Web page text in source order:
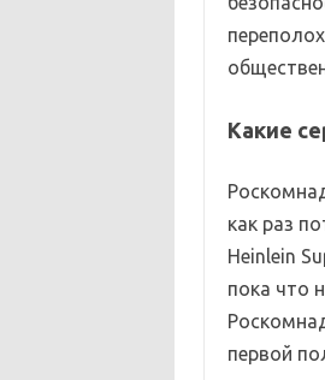
Какие
как раз
Heinlein
пока что
первой